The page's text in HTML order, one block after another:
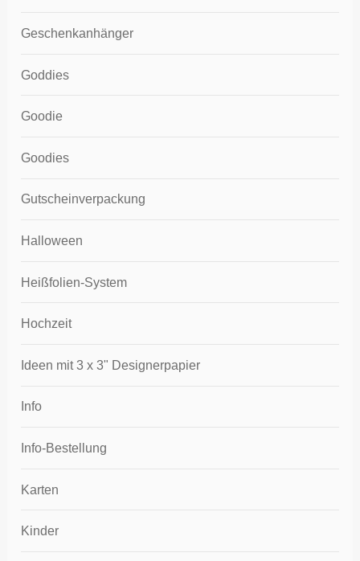
Geschenkanhänger
Goddies
Goodie
Goodies
Gutscheinverpackung
Halloween
Heißfolien-System
Hochzeit
Ideen mit 3 x 3" Designerpapier
Info
Info-Bestellung
Karten
Kinder